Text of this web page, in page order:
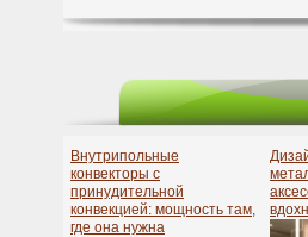
Внутрипольные
конвекторы с
принудительной
конвекцией: мощность там,
где она нужна